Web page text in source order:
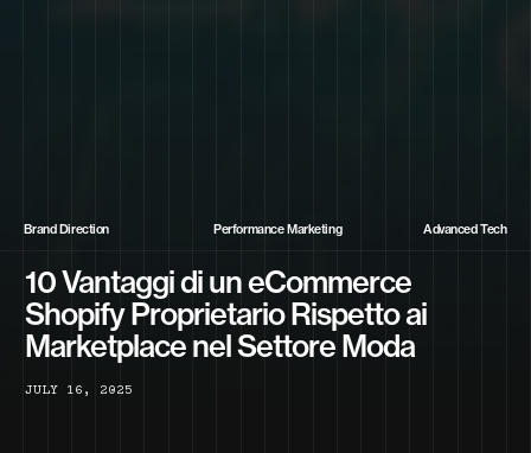
Brand Direction Performance Marketing Advanced Tech
10 Vantaggi di un eCommerce
Shopify Proprietario Rispetto ai
Marketplace nel Settore Moda
J U LY 1 6 , 2 0 2 5